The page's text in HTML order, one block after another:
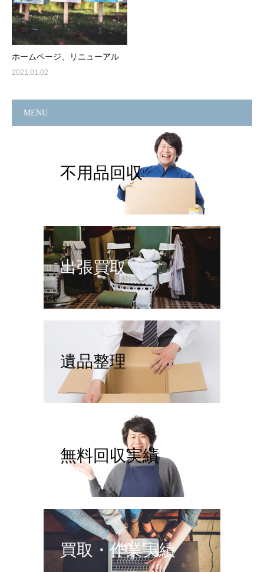
ホームページ、リニューアル
2021.01.02
MENU
不用品回収
出張買取
遺品整理
無料回収実績
買取・作業実績